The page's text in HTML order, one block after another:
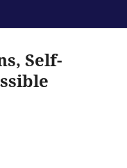
Self-